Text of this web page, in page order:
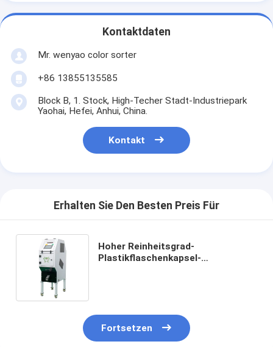
Kontaktdaten
Mr. wenyao color sorter
+86 13855135585
Block B, 1. Stock, High-Techer Stadt-Industriepark
Yaohai, Hefei, Anhui, China.
Kontakt
Erhalten Sie Den Besten Preis Für
Hoher Reinheitsgrad-
Plastikflaschenkapsel-
Fortsetzen